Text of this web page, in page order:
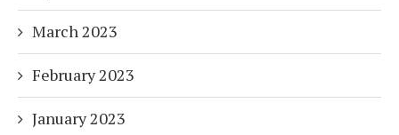
March 2023
February 2023
January 2023